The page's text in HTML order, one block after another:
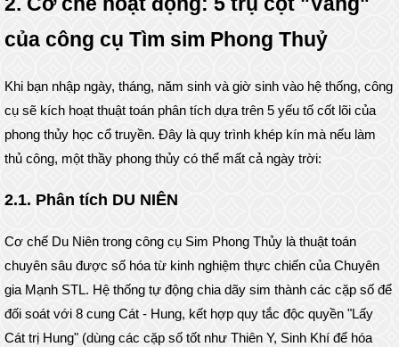
của công cụ Tìm sim Phong Thuỷ
Khi bạn nhập ngày, tháng, năm sinh và giờ sinh vào hệ thống, công
cụ sẽ kích hoạt thuật toán phân tích dựa trên 5 yếu tố cốt lõi của
phong thủy học cổ truyền. Đây là quy trình khép kín mà nếu làm
thủ công, một thầy phong thủy có thể mất cả ngày trời:
2.1. Phân tích DU NIÊN
Cơ chế Du Niên trong công cụ Sim Phong Thủy là thuật toán
chuyên sâu được số hóa từ kinh nghiệm thực chiến của Chuyên
gia Mạnh STL. Hệ thống tự động chia dãy sim thành các cặp số để
đối soát với 8 cung Cát - Hung, kết hợp quy tắc độc quyền "Lấy
Cát trị Hung" (dùng các cặp số tốt như Thiên Y, Sinh Khí để hóa